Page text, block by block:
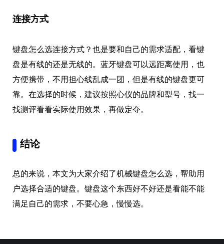
连接方式
键盘怎么选连接方式？也是要和自己的需求适配，看键
盘是有线的还是无线的。蓝牙键盘可以远距离使用，也
方便携带，不用担心线乱成一团，但是有线的键盘更可
靠。在选择的时候，建议按照心仪的品牌和型号，找一
找测评看看实际使用效果，再做定夺。
结论
总的来说，本文为大家介绍了机械键盘怎么选，帮助用
户选择合适的键盘。键盘这个东西好不好还是看能不能
满足自己的需求，不要心急，慢慢选。